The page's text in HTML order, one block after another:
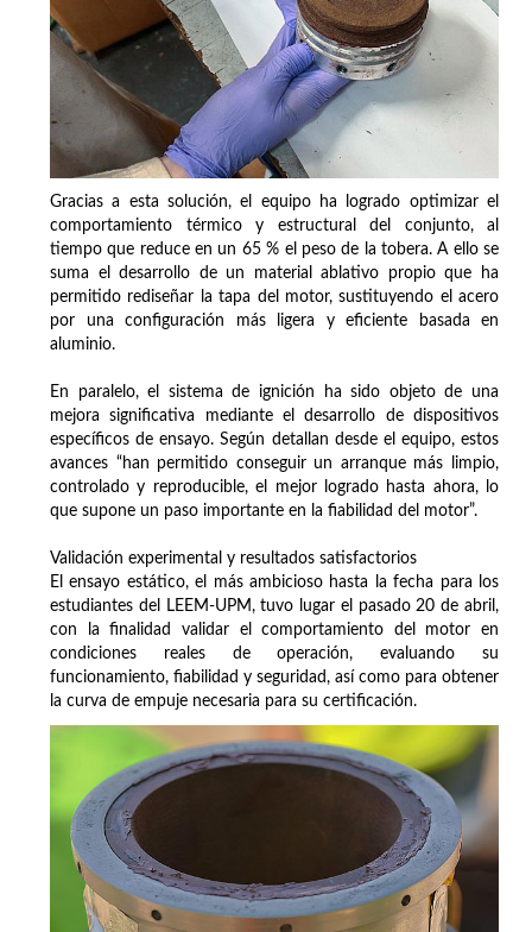
Gracias a esta solución, el equipo ha logrado optimizar el
comportamiento térmico y estructural del conjunto, al
tiempo que reduce en un 65 % el peso de la tobera. A ello se
suma el desarrollo de un material ablativo propio que ha
permitido rediseñar la tapa del motor, sustituyendo el acero
por una configuración más ligera y eficiente basada en
aluminio.
En paralelo, el sistema de ignición ha sido objeto de una
mejora significativa mediante el desarrollo de dispositivos
específicos de ensayo. Según detallan desde el equipo, estos
avances “han permitido conseguir un arranque más limpio,
controlado y reproducible, el mejor logrado hasta ahora, lo
que supone un paso importante en la fiabilidad del motor”.
Validación experimental y resultados satisfactorios
El ensayo estático, el más ambicioso hasta la fecha para los
estudiantes del LEEM-UPM, tuvo lugar el pasado 20 de abril,
con la finalidad validar el comportamiento del motor en
condiciones reales de operación, evaluando su
funcionamiento, fiabilidad y seguridad, así como para obtener
la curva de empuje necesaria para su certificación.